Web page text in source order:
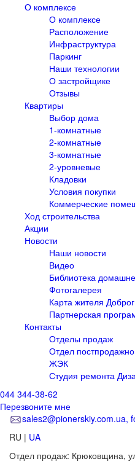
О комплексе
О комплексе
Расположение
Инфраструктура
Паркинг
Наши технологии
О застройщике
Отзывы
Квартиры
Выбор дома
1-комнатные
2-комнатные
3-комнатные
2-уровневые
Кладовки
Условия покупки
Коммерческие
Ход строительства
Акции
Новости
Наши новости
Видео
Библиотека
Фотогалерея
Карта жителя
Партнерская
Контакты
Отделы продаж
Отдел
ЖЭК
Студия ремонта
044 344-38-62
Перезвоните мне
sales2@pionerskiy.com.ua,
RU | UA
Отдел продаж: Крюковщина,